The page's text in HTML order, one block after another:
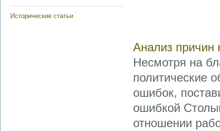
Исторические статьи
Анализ причин
Несмотря на
политические
ошибок,
ошибкой
отношении